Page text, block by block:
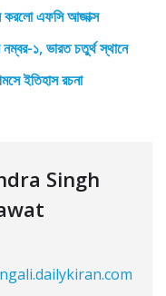
করলো এফসি আজাক্স
১, ভারত চতুর্থ স্থানে
ইতিহাস রচনা
Singh